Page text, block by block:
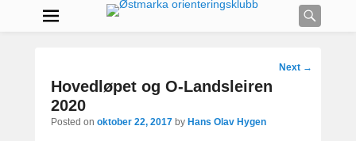
Post
Next →
Hovedløpet og O-Landsleiren
2020
Posted on oktober 22, 2017 by Hans Olav Hygen